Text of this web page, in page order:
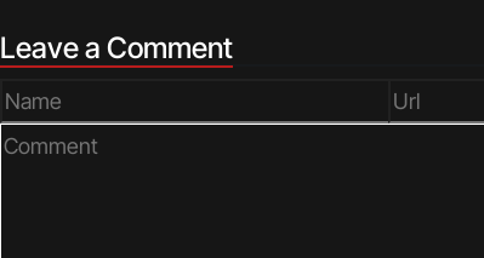
Leave a Comment